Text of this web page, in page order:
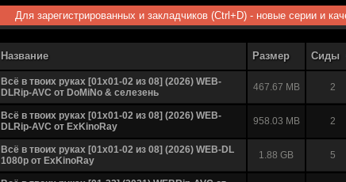
Для зарегистрированных и закладчиков (Ctrl+D) - новые серии и
Название Размер Сиды
Всё в твоих руках [01x01-02 из 08] (2026) WEB-
DLRip-AVC от DoMiNo & селезень
467.67 MB 2
Всё в твоих руках [01x01-02 из 08] (2026) WEB-
DLRip-AVC от ExKinoRay
958.03 MB 2
Всё в твоих руках [01x01-02 из 08] (2026) WEB-DL
1080p от ExKinoRay
1.88 GB 5